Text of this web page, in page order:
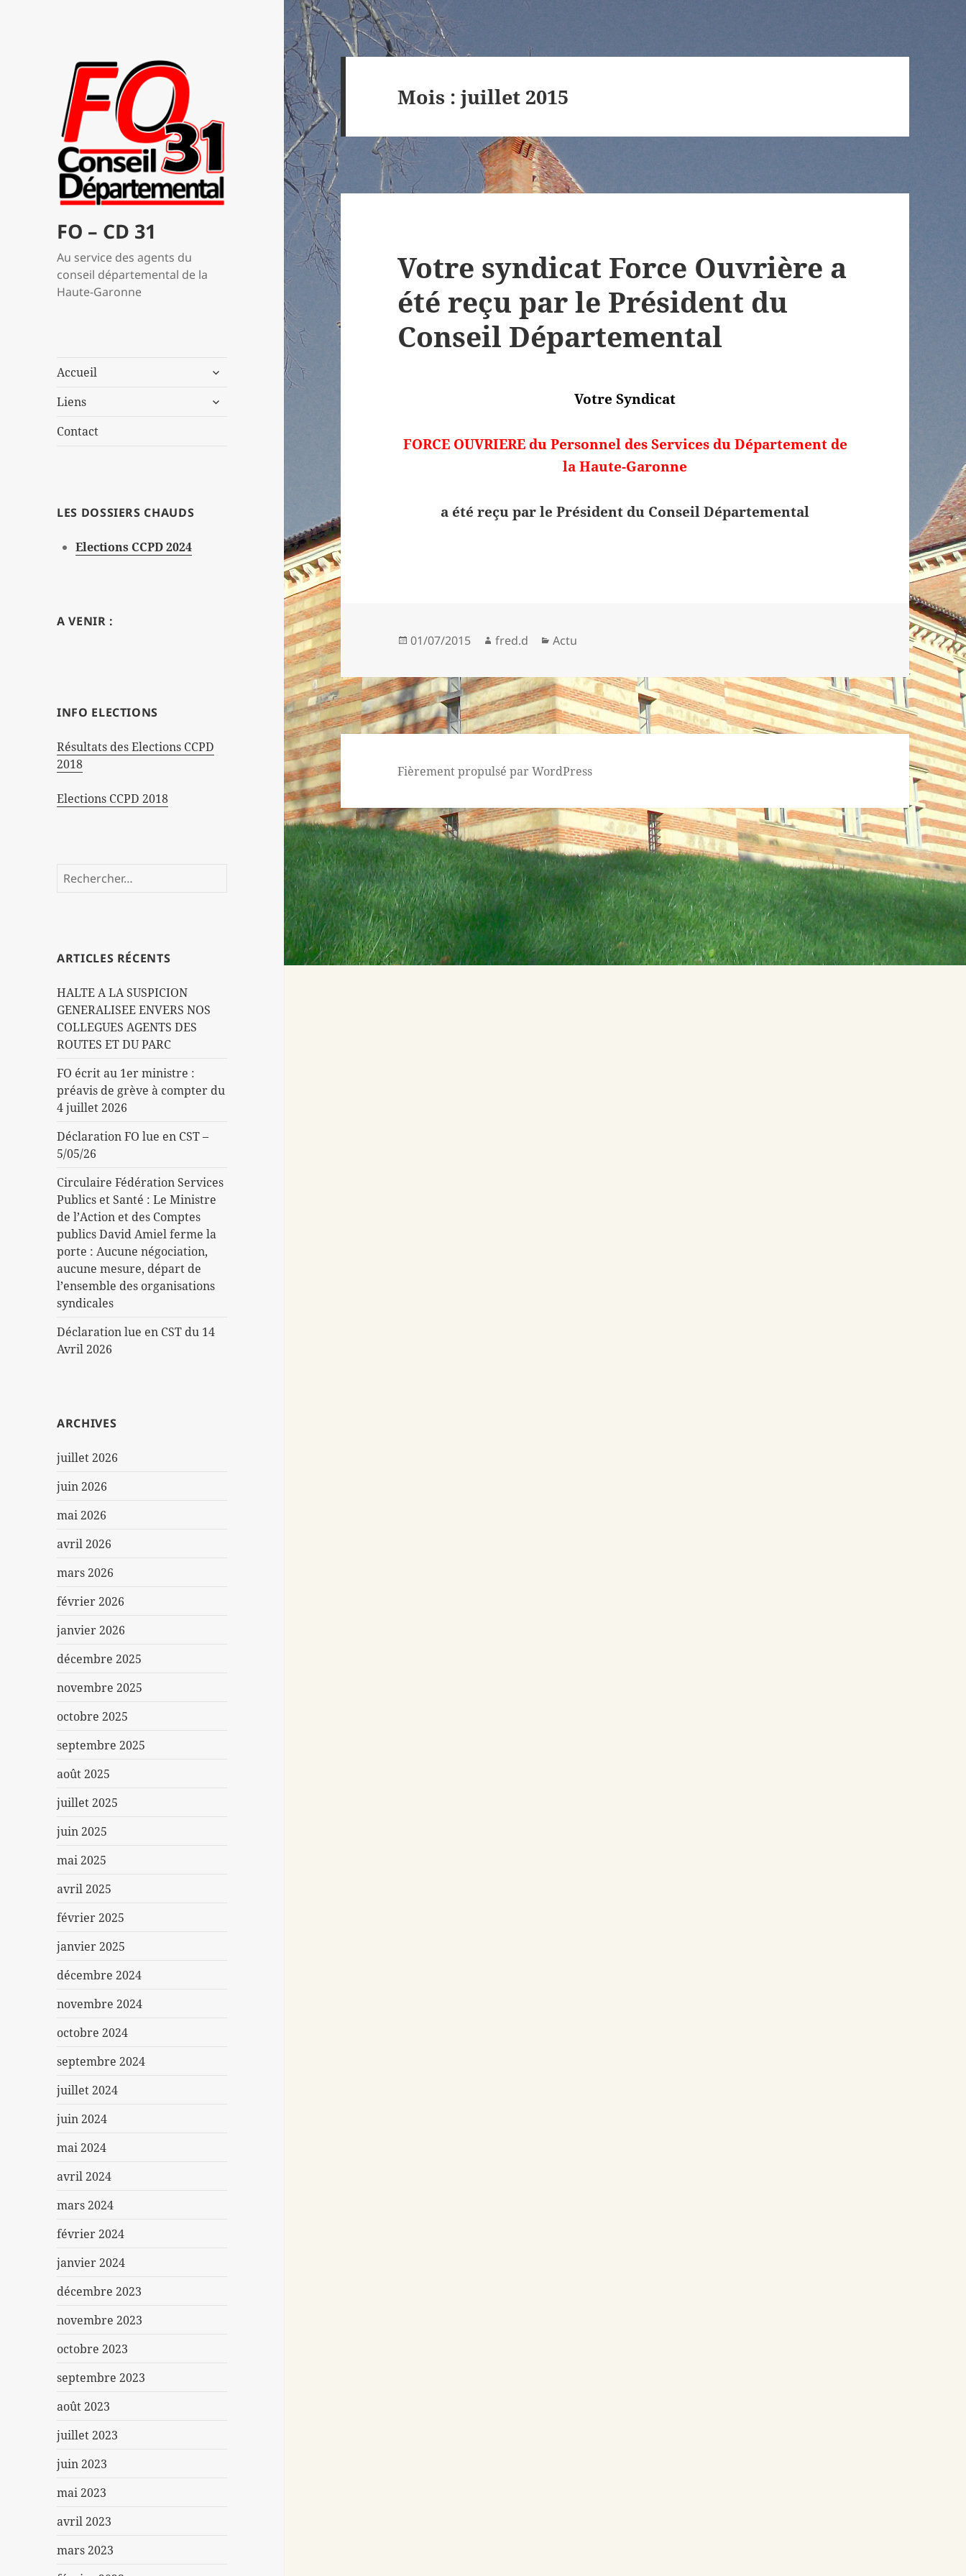
FO – CD 31
Au service des agents du
conseil départemental de la
Haute-Garonne
Accueil
ouvrir
sous-
Liens
ouvrir
Contact
LES DOSSIERS CHAUDS
Elections CCPD 2024
A VENIR :
INFO ELECTIONS
Résultats des Elections CCPD
2018
Elections CCPD 2018
Rechercher :
ARTICLES RÉCENTS
HALTE A LA SUSPICION
GENERALISEE ENVERS NOS
COLLEGUES AGENTS DES
ROUTES ET DU PARC
FO écrit au 1er ministre :
préavis de grève à compter du
4 juillet 2026
Déclaration FO lue en CST –
5/05/26
Circulaire Fédération Services
Publics et Santé : Le Ministre
de l’Action et des Comptes
publics David Amiel ferme la
porte : Aucune négociation,
aucune mesure, départ de
l’ensemble des organisations
syndicales
Déclaration lue en CST du 14
Avril 2026
ARCHIVES
juillet 2026
juin 2026
mai 2026
avril 2026
mars 2026
février 2026
janvier 2026
décembre 2025
novembre 2025
octobre 2025
septembre 2025
août 2025
juillet 2025
juin 2025
mai 2025
avril 2025
février 2025
janvier 2025
décembre 2024
novembre 2024
octobre 2024
septembre 2024
juillet 2024
juin 2024
mai 2024
avril 2024
mars 2024
février 2024
janvier 2024
décembre 2023
novembre 2023
octobre 2023
septembre 2023
août 2023
juillet 2023
juin 2023
mai 2023
avril 2023
mars 2023
Mois :juillet 2015
Votre syndicat Force Ouvrière a
été reçu par le Président du
Conseil Départemental
Votre Syndicat
FORCE OUVRIERE du Personnel des Services du Département de
la Haute-Garonne
a été reçu par le Président du Conseil Départemental
Publié
01/07/2015 Auteur
fred.d Catégories
Actu
Fièrement propulsé par WordPress